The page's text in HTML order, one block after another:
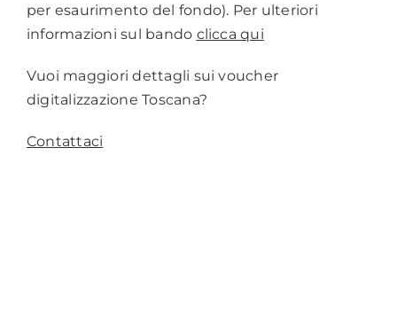
per esaurimento del fondo). Per ulteriori
informazioni sul bando clicca qui
Vuoi maggiori dettagli sui voucher
digitalizzazione Toscana?
Contattaci